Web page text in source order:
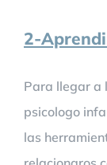
2-
Para llegar a
psicologo
las